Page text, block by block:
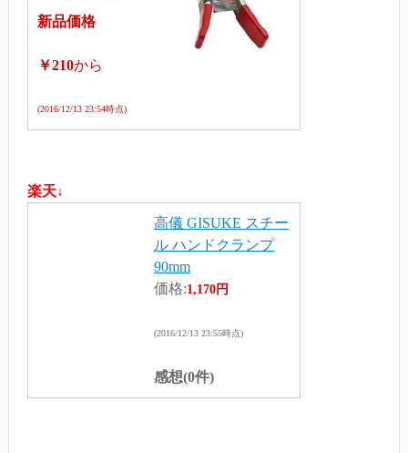
新品価格
￥210から
(2016/12/13 23:54時点)
楽天↓
高儀 GISUKE スチー
ル ハンドクランプ
90mm
価格:1,170円
(2016/12/13 23:55時点)
感想(0件)